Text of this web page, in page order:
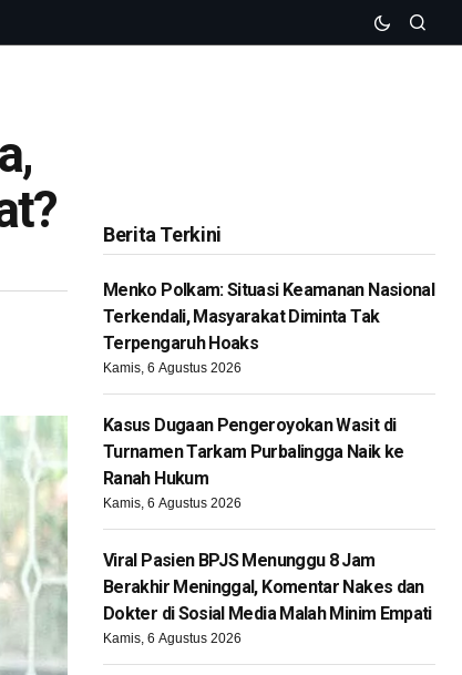
Berita Terkini
Menko Polkam: Situasi Keamanan Nasional
Terkendali, Masyarakat Diminta Tak
Terpengaruh Hoaks
Kamis, 6 Agustus 2026
Kasus Dugaan Pengeroyokan Wasit di
Turnamen Tarkam Purbalingga Naik ke
Ranah Hukum
Kamis, 6 Agustus 2026
Viral Pasien BPJS Menunggu 8 Jam
Berakhir Meninggal, Komentar Nakes dan
Dokter di Sosial Media Malah Minim Empati
Kamis, 6 Agustus 2026